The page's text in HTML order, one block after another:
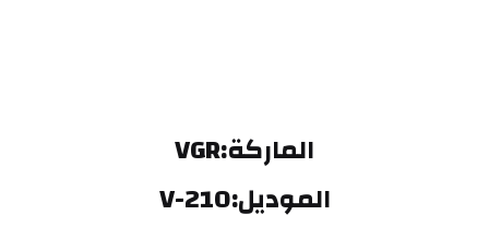
الماركة:‎VGR
الموديل:V-210